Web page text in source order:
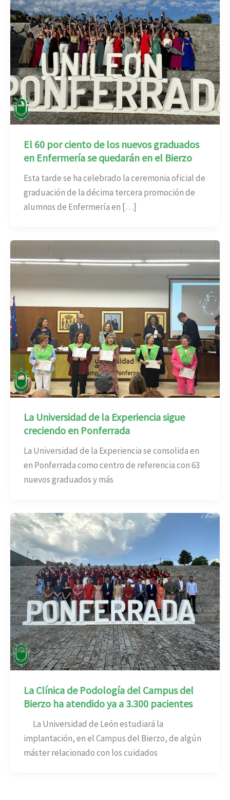
El 60 por ciento de los nuevos graduados
en Enfermería se quedarán en el Bierzo
Esta tarde se ha celebrado la ceremonia oficial de
graduación de la décima tercera promoción de
alumnos de Enfermería en […]
La Universidad de la Experiencia sigue
creciendo en Ponferrada
La Universidad de la Experiencia se consolida en
en Ponferrada como centro de referencia con 63
nuevos graduados y más
La Clínica de Podología del Campus del
Bierzo ha atendido ya a 3.300 pacientes
La Universidad de León estudiará la
implantación, en el Campus del Bierzo, de algún
máster relacionado con los cuidados